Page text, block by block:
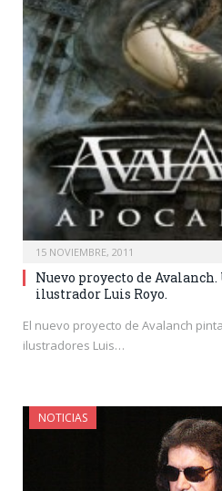
15 NOVIEMBRE, 2011
Nuevo proyecto de
ilustrador Luis Royo.
El nuevo proyecto de Avalanch
ilustradores Luis…
NOTICIAS